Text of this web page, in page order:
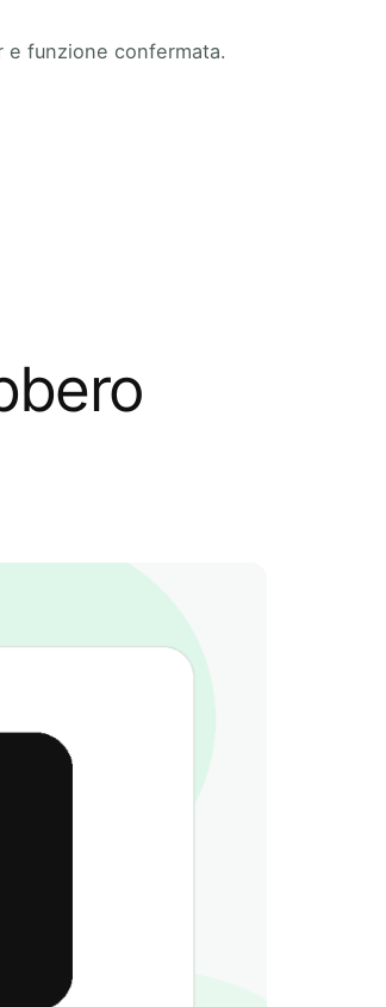
e funzione confermata.